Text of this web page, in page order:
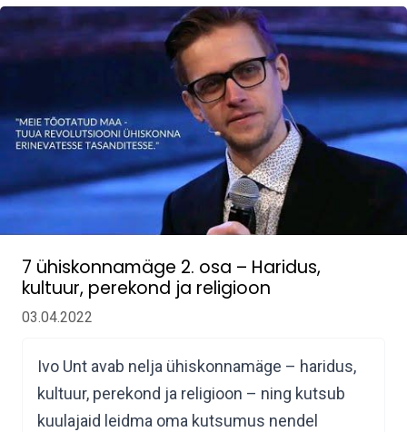
7 ühiskonnamäge 2. osa – Haridus,
kultuur, perekond ja religioon
03.04.2022
Ivo Unt avab nelja ühiskonnamäge – haridus,
kultuur, perekond ja religioon – ning kutsub
kuulajaid leidma oma kutsumus nendel